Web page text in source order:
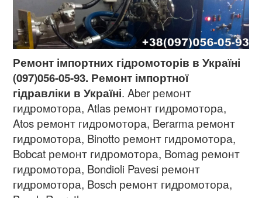
Ремонт імпортних гідромоторів в Україні
(097)056-05-93. Ремонт імпортної
гідравліки в Україні. Aber ремонт
гидромотора, Atlas ремонт гидромотора,
Atos ремонт гидромотора, Berarma ремонт
гидромотора, Binotto ремонт гидромотора,
Bobcat ремонт гидромотора, Bomag ремонт
гидромотора, Bondioli Pavesi ремонт
гидромотора, Bosch ремонт гидромотора,